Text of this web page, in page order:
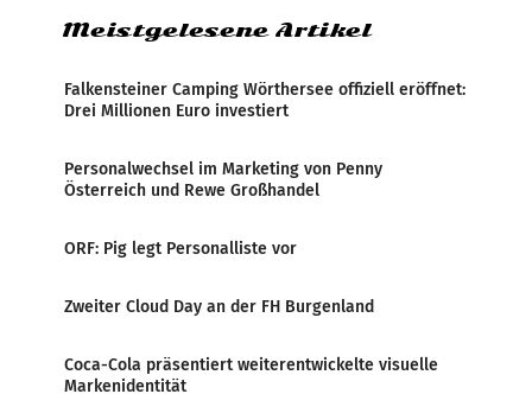
Meistgelesene Artikel
Falkensteiner Camping Wörthersee offiziell eröffnet:
Drei Millionen Euro investiert
Personalwechsel im Marketing von Penny
Österreich und Rewe Großhandel
ORF: Pig legt Personalliste vor
Zweiter Cloud Day an der FH Burgenland
Coca-Cola präsentiert weiterentwickelte visuelle
Markenidentität